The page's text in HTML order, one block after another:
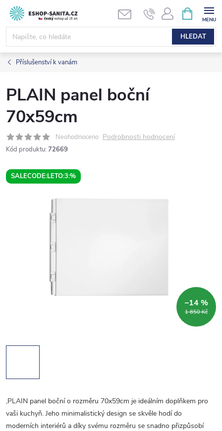
Přejít
obsah
HLEDAT
NÁKUPNÍ
KOŠÍK
Příslušenství k vanám
PLAIN panel boční
70x59cm
Neohodnoceno Podrobnosti hodnocení
Kód produktu: 72669
SALECODE:LETO:3:%
1 850 Kč
–14 %
,PLAIN panel boční o rozměru 70x59cm je ideálním doplňkem pro
vaši kuchyň. Jeho minimalistický design se skvěle hodí do
moderních interiérů a díky svému rozměru se snadno přizpůsobí